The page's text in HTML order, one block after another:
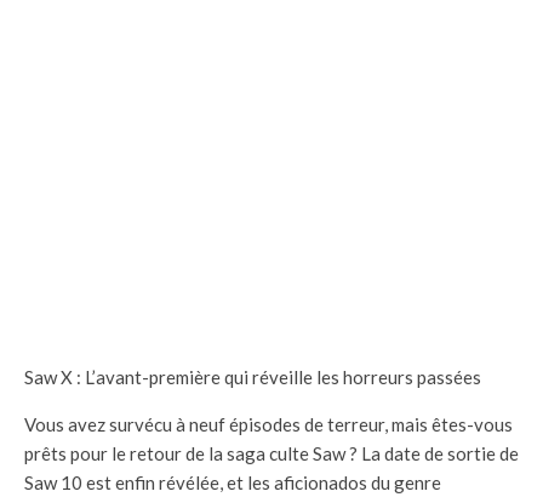
Saw X : L’avant-première qui réveille les horreurs passées
Vous avez survécu à neuf épisodes de terreur, mais êtes-vous
prêts pour le retour de la saga culte Saw ? La date de sortie de
Saw 10 est enfin révélée, et les aficionados du genre